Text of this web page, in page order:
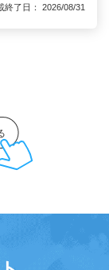
了日： 2026/08/31